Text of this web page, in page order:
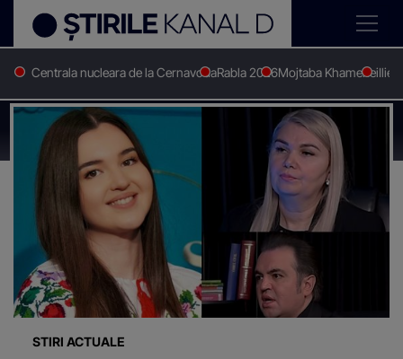
Centrala nucleara de la CernavodaRabla 2026Mojtaba KhameneiIlie
Stirile Kanal D Igor cuciuc
Știri despre "Igor cuciuc"
STIRI ACTUALE